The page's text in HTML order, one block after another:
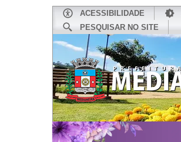
ACESSIBILIDADE
PESQUISAR NO SITE